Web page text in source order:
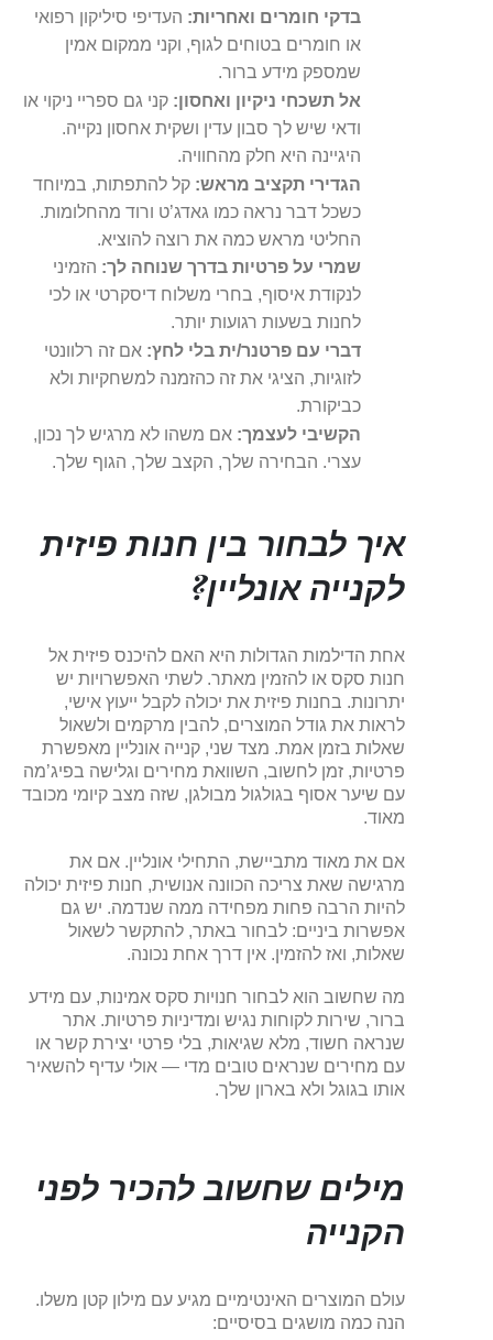
בדקי חומרים ואחריות: העדיפי סיליקון רפואי
או חומרים בטוחים לגוף, וקני ממקום אמין
שמספק מידע ברור.
אל תשכחי ניקיון ואחסון: קני גם ספריי ניקוי או
ודאי שיש לך סבון עדין ושקית אחסון נקייה.
היגיינה היא חלק מהחוויה.
הגדירי תקציב מראש: קל להתפתות, במיוחד
כשכל דבר נראה כמו גאדג’ט ורוד מהחלומות.
החליטי מראש כמה את רוצה להוציא.
שמרי על פרטיות בדרך שנוחה לך: הזמיני
לנקודת איסוף, בחרי משלוח דיסקרטי או לכי
לחנות בשעות רגועות יותר.
דברי עם פרטנר/ית בלי לחץ: אם זה רלוונטי
לזוגיות, הציגי את זה כהזמנה למשחקיות ולא
כביקורת.
הקשיבי לעצמך: אם משהו לא מרגיש לך נכון,
עצרי. הבחירה שלך, הקצב שלך, הגוף שלך.
איך לבחור בין חנות פיזית
לקנייה אונליין?
אחת הדילמות הגדולות היא האם להיכנס פיזית אל
חנות סקס או להזמין מאתר. לשתי האפשרויות יש
יתרונות. בחנות פיזית את יכולה לקבל ייעוץ אישי,
לראות את גודל המוצרים, להבין מרקמים ולשאול
שאלות בזמן אמת. מצד שני, קנייה אונליין מאפשרת
פרטיות, זמן לחשוב, השוואת מחירים וגלישה בפיג’מה
עם שיער אסוף בגולגול מבולגן, שזה מצב קיומי מכובד
מאוד.
אם את מאוד מתביישת, התחילי אונליין. אם את
מרגישה שאת צריכה הכוונה אנושית, חנות פיזית יכולה
להיות הרבה פחות מפחידה ממה שנדמה. יש גם
אפשרות ביניים: לבחור באתר, להתקשר לשאול
שאלות, ואז להזמין. אין דרך אחת נכונה.
מה שחשוב הוא לבחור חנויות סקס אמינות, עם מידע
ברור, שירות לקוחות נגיש ומדיניות פרטיות. אתר
שנראה חשוד, מלא שגיאות, בלי פרטי יצירת קשר או
עם מחירים שנראים טובים מדי — אולי עדיף להשאיר
אותו בגוגל ולא בארון שלך.
מילים שחשוב להכיר לפני
הקנייה
עולם המוצרים האינטימיים מגיע עם מילון קטן משלו.
הנה כמה מושגים בסיסיים: